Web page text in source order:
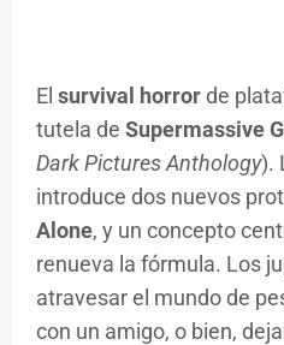
El survival horrorde
tutela de Supermassive
Dark Pictures Anthology).
introduce dos nuevos
Alone, y un concepto
renueva la fórmula. Los
atravesar el mundo de
con un amigo, o bien,